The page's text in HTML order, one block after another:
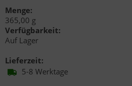
Menge:
365,00 g
Verfügbarkeit:
Auf Lager
Lieferzeit:
5-8 Werktage